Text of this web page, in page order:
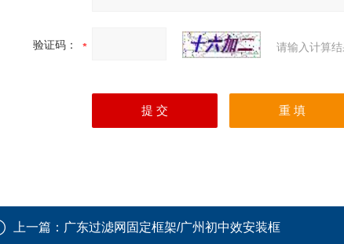
验证码： 请输入计算
上一篇： 广东过滤网固定框架/广州初中效安装框